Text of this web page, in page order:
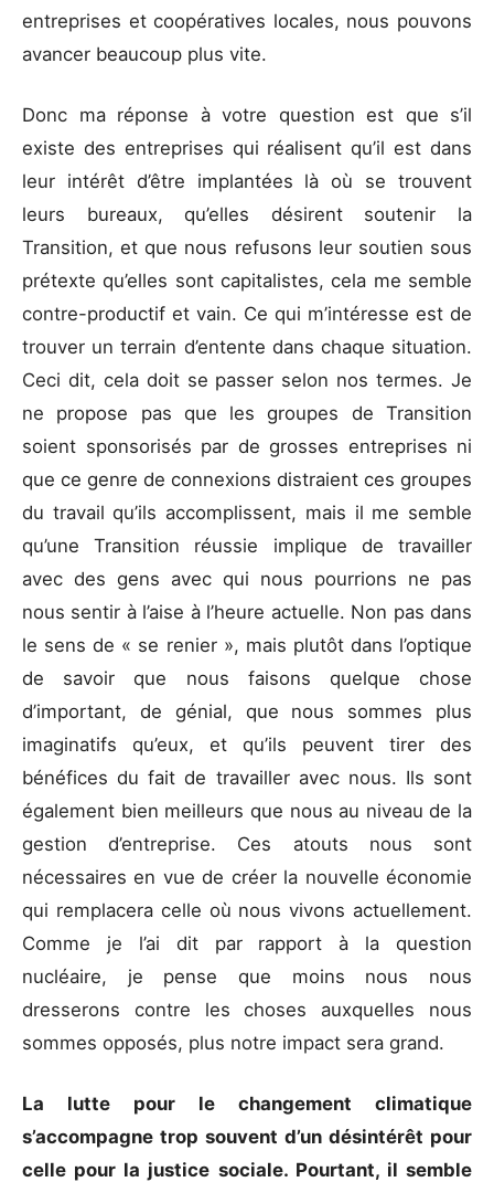
entreprises et coopératives locales, nous pouvons
avancer beaucoup plus vite.
Donc ma réponse à votre question est que s’il
existe des entreprises qui réalisent qu’il est dans
leur intérêt d’être implantées là où se trouvent
leurs bureaux, qu’elles désirent soutenir la
Transition, et que nous refusons leur soutien sous
prétexte qu’elles sont capitalistes, cela me semble
contre-productif et vain. Ce qui m’intéresse est de
trouver un terrain d’entente dans chaque situation.
Ceci dit, cela doit se passer selon nos termes. Je
ne propose pas que les groupes de Transition
soient sponsorisés par de grosses entreprises ni
que ce genre de connexions distraient ces groupes
du travail qu’ils accomplissent, mais il me semble
qu’une Transition réussie implique de travailler
avec des gens avec qui nous pourrions ne pas
nous sentir à l’aise à l’heure actuelle. Non pas dans
le sens de « se renier », mais plutôt dans l’optique
de savoir que nous faisons quelque chose
d’important, de génial, que nous sommes plus
imaginatifs qu’eux, et qu’ils peuvent tirer des
bénéfices du fait de travailler avec nous. Ils sont
également bien meilleurs que nous au niveau de la
gestion d’entreprise. Ces atouts nous sont
nécessaires en vue de créer la nouvelle économie
qui remplacera celle où nous vivons actuellement.
Comme je l’ai dit par rapport à la question
nucléaire, je pense que moins nous nous
dresserons contre les choses auxquelles nous
sommes opposés, plus notre impact sera grand.
La lutte pour le changement climatique
s’accompagne trop souvent d’un désintérêt pour
celle pour la justice sociale. Pourtant, il semble